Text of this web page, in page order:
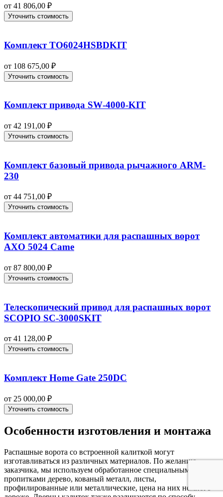
от 41 806,00 ₽
Уточнить стоимость
Комплект TO6024HSBDKIT
от 108 675,00 ₽
Уточнить стоимость
Комплект привода SW‑4000-KIT
от 42 191,00 ₽
Уточнить стоимость
Комплект базовый привода рычажного ARM-
230
от 44 751,00 ₽
Уточнить стоимость
Комплект автоматики для распашных ворот
AXO 5024 Came
от 87 800,00 ₽
Уточнить стоимость
Телескопический привод для распашных ворот
SCOPIO SC-3000SKIT
от 41 128,00 ₽
Уточнить стоимость
Комплект Home Gate 250DC
от 25 000,00 ₽
Уточнить стоимость
Особенности изготовления и монтажа
Распашные ворота со встроенной калиткой могут
изготавливаться из различных материалов. По желанию
заказчика, мы используем обработанное специальными
пропитками дерево, кованый металл, листы,
профилированные или металлические, цена на них немного